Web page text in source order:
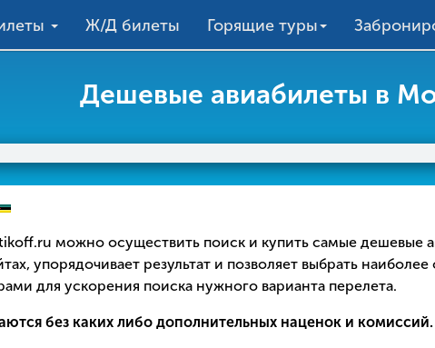
Ж/Д билеты Горящие туры
Дешевые авиабилеты в
можно осуществить поиск и купить самые дешевые
упорядочивает результат и позволяет выбрать
для ускорения поиска нужного варианта перелета.
без каких либо дополнительных наценок и комиссий.